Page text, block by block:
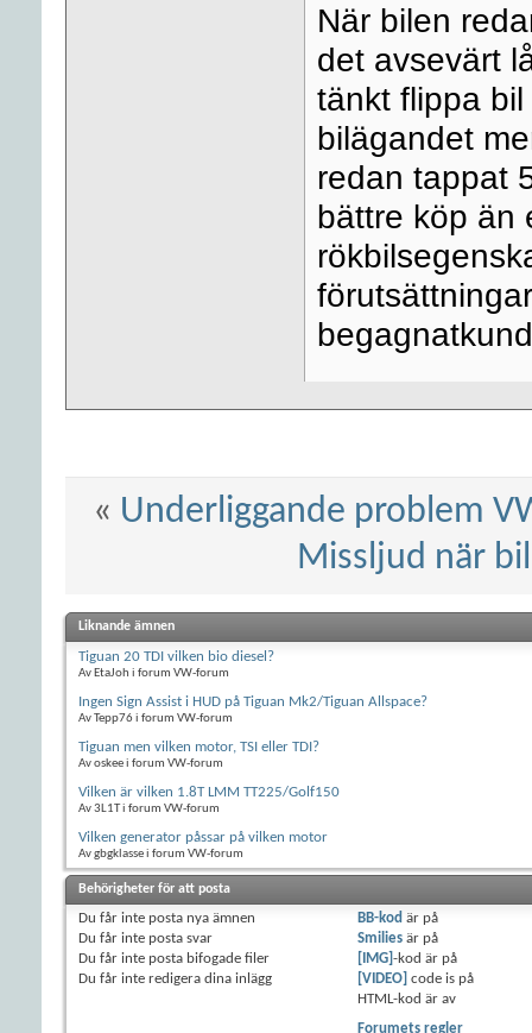
När bilen
det avsevärt
tänkt flippa
bilägandet
redan tappat
bättre köp än
« Underliggande problem
Missljud när
Liknande ämnen
Tiguan 20 TDI vilken bio diesel?
Av EtaJoh i forum VW-forum
Ingen Sign Assist i HUD på Tiguan Mk2/Tiguan Allspace?
Av Tepp76 i forum VW-forum
Tiguan men vilken motor, TSI eller TDI?
Av oskee i forum VW-forum
Vilken är vilken 1.8T LMM TT225/Golf150
Av 3L1T i forum VW-forum
Vilken generator påssar på vilken motor
Av gbgklasse i forum VW-forum
Behörigheter för att posta
Du får inte posta nya ämnen
Du får inte posta svar
Du får inte posta bifogade filer
Du får inte redigera dina inlägg
BB-kod är på
Smiliesär på
[IMG] -kod är på
[VIDEO] code is på
HTML-kod är av
Forumets regler